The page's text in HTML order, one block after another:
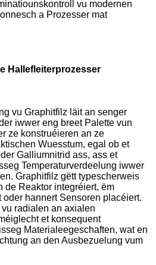
vu modernen
a Prozesser mat
Hallefleiterprozesser
vu Graphitfilz läit an senger
iwwer eng breet Palette vun
ze konstruéieren an ze
Wuesstum, egal ob et
Galliumnitrid ass, ass et
Temperaturverdeelung iwwer
Graphitfilz gëtt typescherweis
de Reaktor integréiert, ëm
hannert Sensoren placéiert.
radialen an axialen
et konsequent
Materialeegeschaften, wat en
an den Ausbezuelung vum